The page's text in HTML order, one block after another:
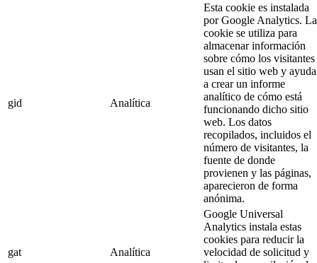
gid Analítica
Esta cookie es instalada
por Google Analytics. La
cookie se utiliza para
almacenar información
sobre cómo los visitantes
usan el sitio web y ayuda
a crear un informe
analítico de cómo está
funcionando dicho sitio
web. Los datos
recopilados, incluidos el
número de visitantes, la
fuente de donde
provienen y las páginas,
aparecieron de forma
anónima.
gat Analítica
Google Universal
Analytics instala estas
cookies para reducir la
velocidad de solicitud y